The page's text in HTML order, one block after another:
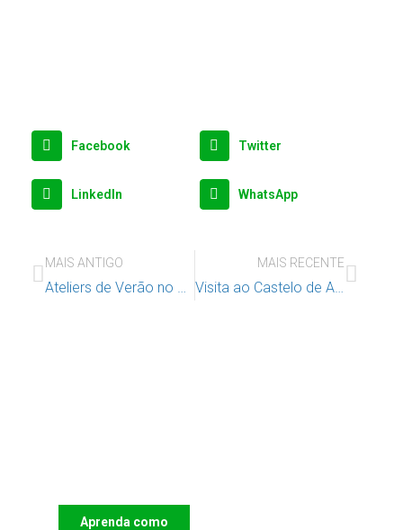
Facebook Twitter
LinkedIn WhatsApp
MAIS ANTIGO MAIS RECENTE
Aprenda como